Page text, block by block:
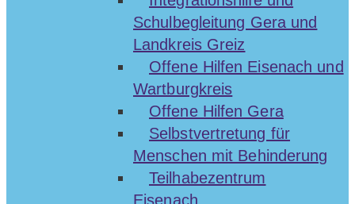
Schulbegleitung Gera und
Landkreis Greiz
Offene Hilfen Eisenach und
Wartburgkreis
Offene Hilfen Gera
Selbstvertretung für
Menschen mit Behinderung
Teilhabezentrum
Eisenach